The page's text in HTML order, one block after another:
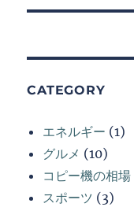
シ
ン
稿:
CATEGORY
エネルギー (1)
グルメ (10)
コピー機の相場
スポーツ (3)